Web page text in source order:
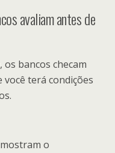
avaliam antes de
bancos checam
terá condições
o